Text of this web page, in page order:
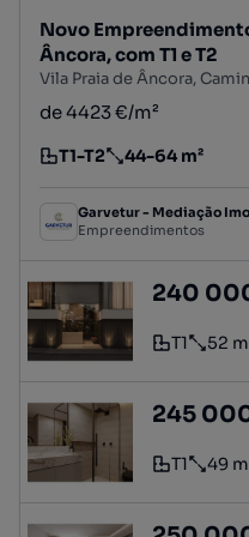
Novo
Âncora, com T1 e T2
Vila Praia de Âncora,
de 4423 €/m²
Tipologia
T1-T2
Preço por metro
44-64 m²
Garvetur - Mediação
Empreendimentos
T1 em Vila
240
Tipologia
T1
Preço por
52
T1 em Vila
245
Tipologia
T1
Preço por
49
T1 em Vila